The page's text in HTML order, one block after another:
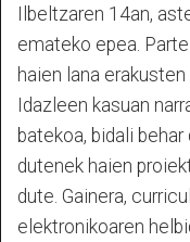
Ilbeltzaren 14an,
emateko epea.
haien lana
Idazleen kasuan
batekoa, bidali
dutenek haien
dute. Gainera,
elektronikoaren